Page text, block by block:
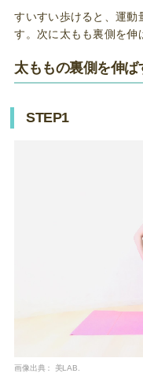
すいすい歩けると、運動
す。次に太もも裏側を伸
太ももの裏側を伸
STEP1
画像出典： 美LAB.